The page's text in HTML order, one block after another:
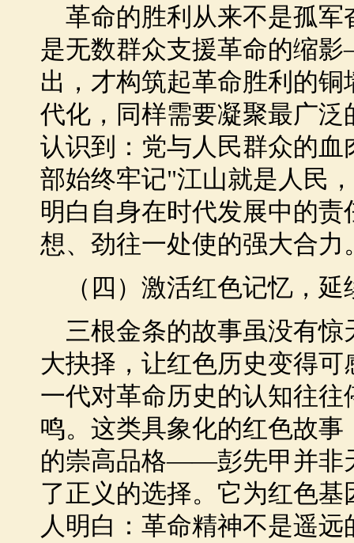
革命的胜利从来不是孤军
是无数群众支援革命的缩
出，才构筑起革命胜利的
代化，同样需要凝聚最广
认识到：党与人民群众的
部始终牢记"江山就是人民
明白自身在时代发展中的
想、劲往一处使的强大合力
（四）激活红色记忆，延
三根金条的故事虽没有惊
大抉择，让红色历史变得
一代对革命历史的认知往
鸣。这类具象化的红色故
的崇高品格——彭先甲并非
了正义的选择。它为红色
人明白：革命精神不是遥